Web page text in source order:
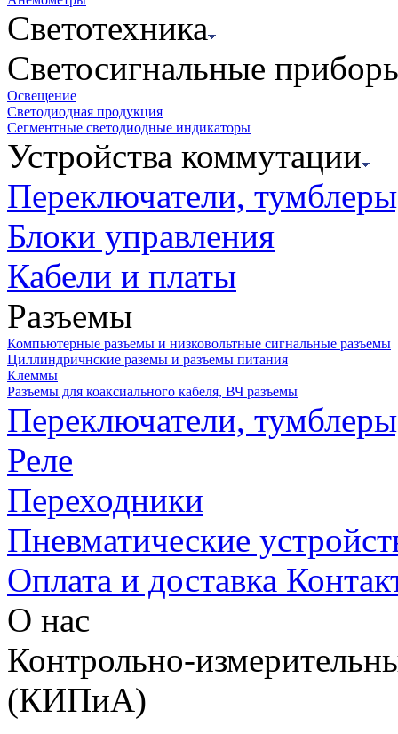
Светотехника
Светосигнальные
Освещение
Светодиодная продукция
Сегментные светодиодные индикаторы
Устройства коммутации
Переключатели,
Блоки управления
Кабели и платы
Разъемы
Компьютерные разъемы и низковольтные сигнальные разъемы
Циллиндричнские раземы и разъемы питания
Клеммы
Разъемы для коаксиального кабеля, ВЧ разъемы
Переключатели,
Реле
Переходники
Пневматические
Оплата и доставка
О нас
Контрольно-
(КИПиА)